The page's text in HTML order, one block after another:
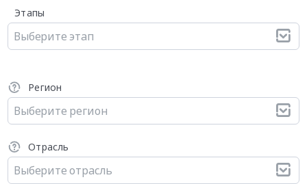
Этапы
Выберите этап
Регион
Выберите регион
Отрасль
Выберите отрасль